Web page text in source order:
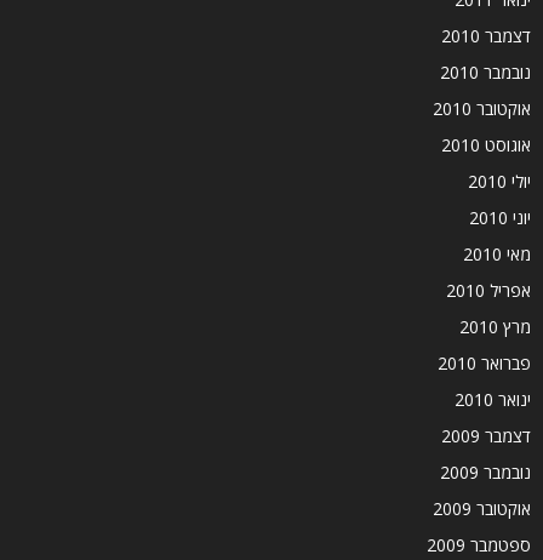
דצמבר 2010
נובמבר 2010
אוקטובר 2010
אוגוסט 2010
יולי 2010
יוני 2010
מאי 2010
אפריל 2010
מרץ 2010
פברואר 2010
ינואר 2010
דצמבר 2009
נובמבר 2009
אוקטובר 2009
ספטמבר 2009